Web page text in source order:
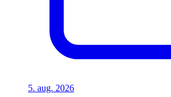
5. aug. 2026